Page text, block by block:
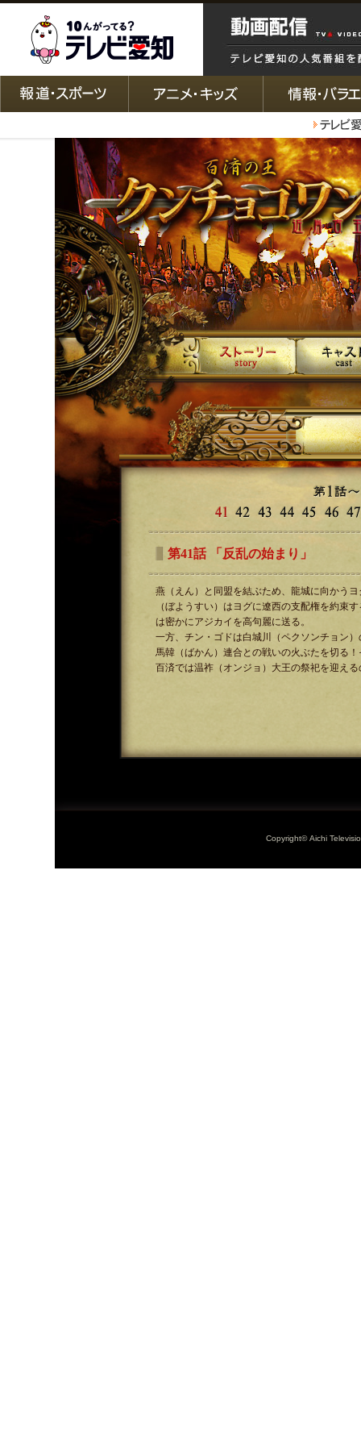
第41話 「反乱の始まり」
燕（えん）と同盟を結ぶため、龍城に向かう
（ぼようすい）はヨグに遼西の支配権を約束
は密かにアジカイを高句麗に送る。
一方、チン・ゴドは白城川（ペクソンチョン
馬韓（ばかん）連合との戦いの火ぶたを切る
百済では温祚（オンジョ）大王の祭祀を迎え
Copyright© Aichi